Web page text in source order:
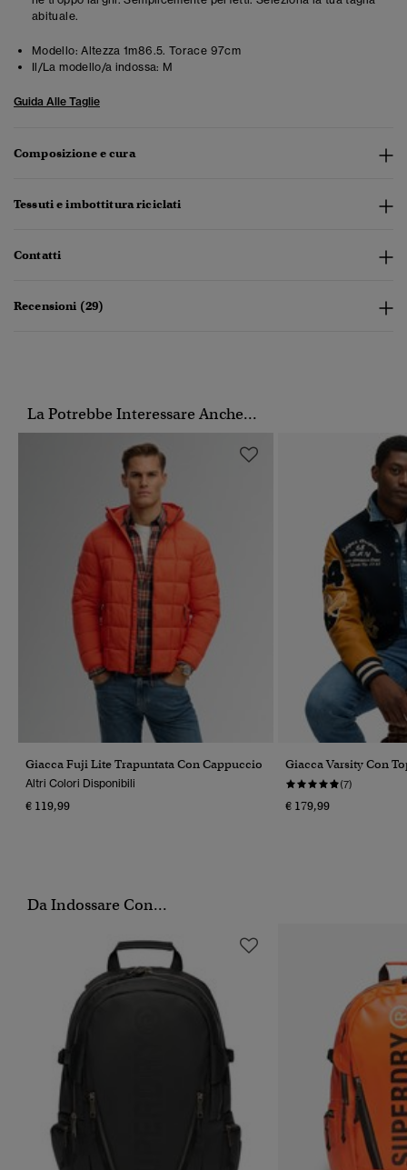
abituale.
Modello: Altezza 1m86.5. Torace 97cm
Il/La modello/a indossa: M
Guida Alle Taglie
Composizione e cura
Tessuti e imbottitura riciclati
Contatti
Recensioni (29)
La Potrebbe Interessare Anche...
Giacca Fuji Lite Trapuntata Con Cappuccio
Altri Colori Disponibili
€ 119,99
Giacca Varsity Con
(7)
€ 179,99
Da Indossare Con...